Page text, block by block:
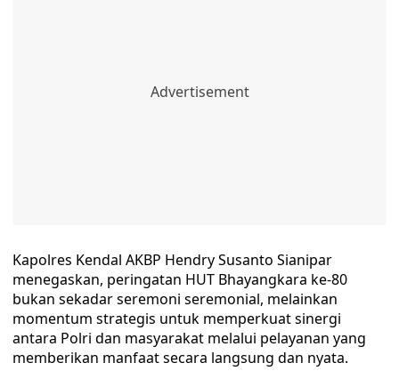
Kapolres Kendal AKBP Hendry Susanto Sianipar
menegaskan, peringatan HUT Bhayangkara ke-80
bukan sekadar seremoni seremonial, melainkan
momentum strategis untuk memperkuat sinergi
antara Polri dan masyarakat melalui pelayanan yang
memberikan manfaat secara langsung dan nyata.